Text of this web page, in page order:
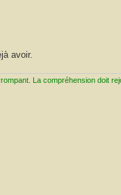
avoir.
La compréhension doit